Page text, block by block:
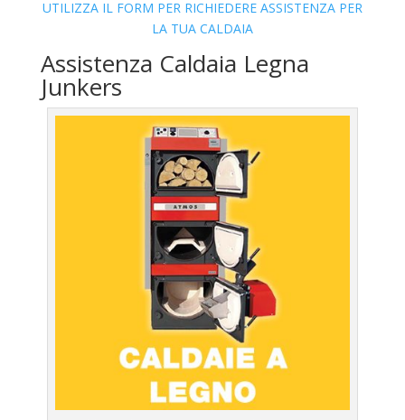
UTILIZZA IL FORM PER RICHIEDERE ASSISTENZA PER
LA TUA CALDAIA
Assistenza Caldaia Legna
Junkers